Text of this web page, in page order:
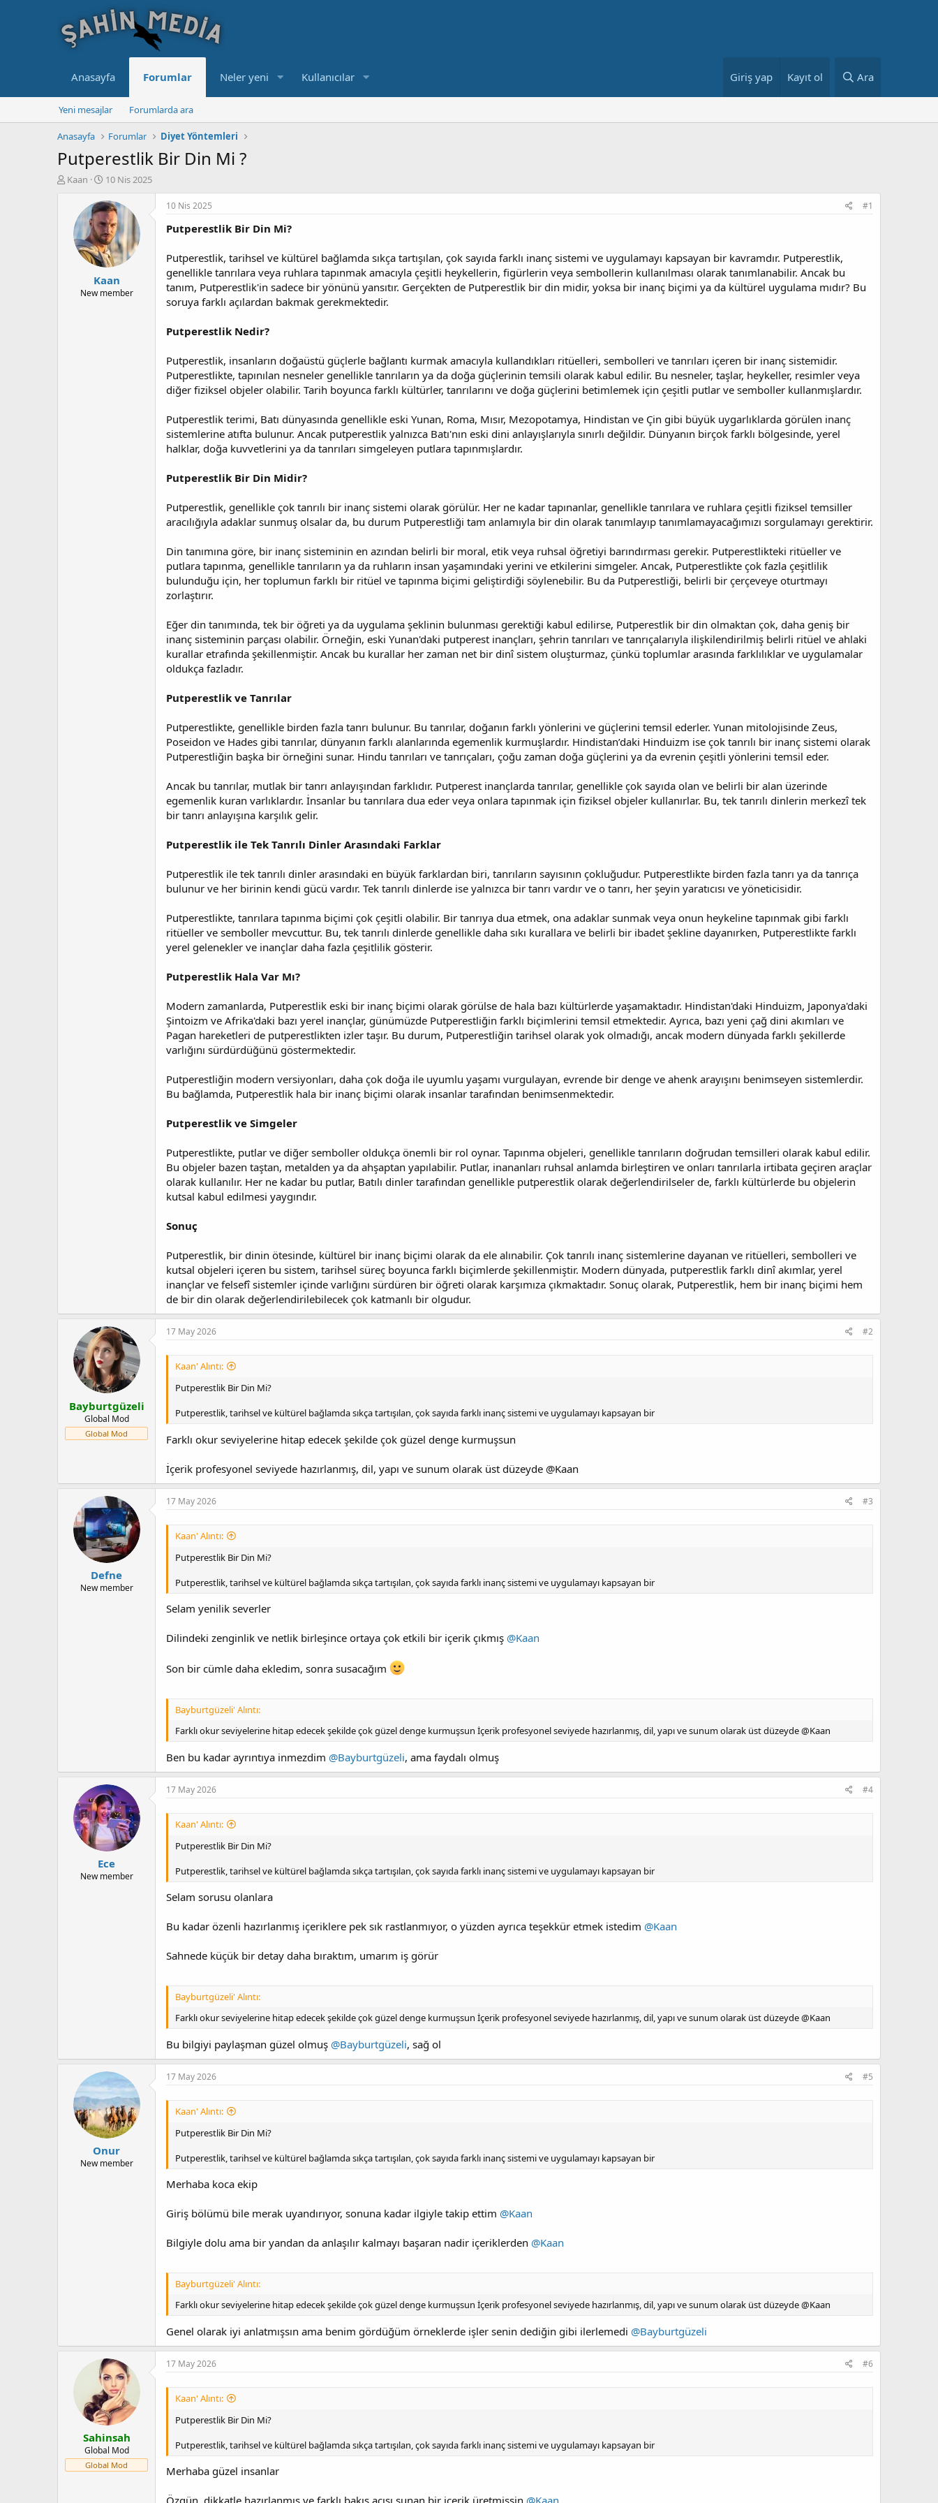
Anasayfa Forumlar Neler yeni Kullanıcılar Giriş yap Kayıt ol Ara
Yeni mesajlar Forumlarda ara
Anasayfa Forumlar Diyet Yöntemleri
Putperestlik Bir Din Mi ?
K
Kaan
B
ş
l
a
n
g
ı
ç
t
10 Nis 2025
Kaan
New member
10 Nis 2025 #1
Putperestlik Bir Din Mi?
Putperestlik, tarihsel ve kültürel bağlamda sıkça tartışılan, çok sayıda farklı inanç sistemi ve uygulamayı kapsayan bir kavramdır. Putperestlik,
genellikle tanrılara veya ruhlara tapınmak amacıyla çeşitli heykellerin, figürlerin veya sembollerin kullanılması olarak tanımlanabilir. Ancak bu
tanım, Putperestlik'in sadece bir yönünü yansıtır. Gerçekten de Putperestlik bir din midir, yoksa bir inanç biçimi ya da kültürel uygulama mıdır? Bu
soruya farklı açılardan bakmak gerekmektedir.
Putperestlik Nedir?
Putperestlik, insanların doğaüstü güçlerle bağlantı kurmak amacıyla kullandıkları ritüelleri, sembolleri ve tanrıları içeren bir inanç sistemidir.
Putperestlikte, tapınılan nesneler genellikle tanrıların ya da doğa güçlerinin temsili olarak kabul edilir. Bu nesneler, taşlar, heykeller, resimler veya
diğer fiziksel objeler olabilir. Tarih boyunca farklı kültürler, tanrılarını ve doğa güçlerini betimlemek için çeşitli putlar ve semboller kullanmışlardır.
Putperestlik terimi, Batı dünyasında genellikle eski Yunan, Roma, Mısır, Mezopotamya, Hindistan ve Çin gibi büyük uygarlıklarda görülen inanç
sistemlerine atıfta bulunur. Ancak putperestlik yalnızca Batı'nın eski dini anlayışlarıyla sınırlı değildir. Dünyanın birçok farklı bölgesinde, yerel
halklar, doğa kuvvetlerini ya da tanrıları simgeleyen putlara tapınmışlardır.
Putperestlik Bir Din Midir?
Putperestlik, genellikle çok tanrılı bir inanç sistemi olarak görülür. Her ne kadar tapınanlar, genellikle tanrılara ve ruhlara çeşitli fiziksel temsiller
aracılığıyla adaklar sunmuş olsalar da, bu durum Putperestliği tam anlamıyla bir din olarak tanımlayıp tanımlamayacağımızı sorgulamayı gerektirir.
Din tanımına göre, bir inanç sisteminin en azından belirli bir moral, etik veya ruhsal öğretiyi barındırması gerekir. Putperestlikteki ritüeller ve
putlara tapınma, genellikle tanrıların ya da ruhların insan yaşamındaki yerini ve etkilerini simgeler. Ancak, Putperestlikte çok fazla çeşitlilik
bulunduğu için, her toplumun farklı bir ritüel ve tapınma biçimi geliştirdiği söylenebilir. Bu da Putperestliği, belirli bir çerçeveye oturtmayı
zorlaştırır.
Eğer din tanımında, tek bir öğreti ya da uygulama şeklinin bulunması gerektiği kabul edilirse, Putperestlik bir din olmaktan çok, daha geniş bir
inanç sisteminin parçası olabilir. Örneğin, eski Yunan'daki putperest inançları, şehrin tanrıları ve tanrıçalarıyla ilişkilendirilmiş belirli ritüel ve ahlaki
kurallar etrafında şekillenmiştir. Ancak bu kurallar her zaman net bir dinî sistem oluşturmaz, çünkü toplumlar arasında farklılıklar ve uygulamalar
oldukça fazladır.
Putperestlik ve Tanrılar
Putperestlikte, genellikle birden fazla tanrı bulunur. Bu tanrılar, doğanın farklı yönlerini ve güçlerini temsil ederler. Yunan mitolojisinde Zeus,
Poseidon ve Hades gibi tanrılar, dünyanın farklı alanlarında egemenlik kurmuşlardır. Hindistan’daki Hinduizm ise çok tanrılı bir inanç sistemi olarak
Putperestliğin başka bir örneğini sunar. Hindu tanrıları ve tanrıçaları, çoğu zaman doğa güçlerini ya da evrenin çeşitli yönlerini temsil eder.
Ancak bu tanrılar, mutlak bir tanrı anlayışından farklıdır. Putperest inançlarda tanrılar, genellikle çok sayıda olan ve belirli bir alan üzerinde
egemenlik kuran varlıklardır. İnsanlar bu tanrılara dua eder veya onlara tapınmak için fiziksel objeler kullanırlar. Bu, tek tanrılı dinlerin merkezî tek
bir tanrı anlayışına karşılık gelir.
Putperestlik ile Tek Tanrılı Dinler Arasındaki Farklar
Putperestlik ile tek tanrılı dinler arasındaki en büyük farklardan biri, tanrıların sayısının çokluğudur. Putperestlikte birden fazla tanrı ya da tanrıça
bulunur ve her birinin kendi gücü vardır. Tek tanrılı dinlerde ise yalnızca bir tanrı vardır ve o tanrı, her şeyin yaratıcısı ve yöneticisidir.
Putperestlikte, tanrılara tapınma biçimi çok çeşitli olabilir. Bir tanrıya dua etmek, ona adaklar sunmak veya onun heykeline tapınmak gibi farklı
ritüeller ve semboller mevcuttur. Bu, tek tanrılı dinlerde genellikle daha sıkı kurallara ve belirli bir ibadet şekline dayanırken, Putperestlikte farklı
yerel gelenekler ve inançlar daha fazla çeşitlilik gösterir.
Putperestlik Hala Var Mı?
Modern zamanlarda, Putperestlik eski bir inanç biçimi olarak görülse de hala bazı kültürlerde yaşamaktadır. Hindistan'daki Hinduizm, Japonya'daki
Şintoizm ve Afrika'daki bazı yerel inançlar, günümüzde Putperestliğin farklı biçimlerini temsil etmektedir. Ayrıca, bazı yeni çağ dini akımları ve
Pagan hareketleri de putperestlikten izler taşır. Bu durum, Putperestliğin tarihsel olarak yok olmadığı, ancak modern dünyada farklı şekillerde
varlığını sürdürdüğünü göstermektedir.
Putperestliğin modern versiyonları, daha çok doğa ile uyumlu yaşamı vurgulayan, evrende bir denge ve ahenk arayışını benimseyen sistemlerdir.
Bu bağlamda, Putperestlik hala bir inanç biçimi olarak insanlar tarafından benimsenmektedir.
Putperestlik ve Simgeler
Putperestlikte, putlar ve diğer semboller oldukça önemli bir rol oynar. Tapınma objeleri, genellikle tanrıların doğrudan temsilleri olarak kabul edilir.
Bu objeler bazen taştan, metalden ya da ahşaptan yapılabilir. Putlar, inananları ruhsal anlamda birleştiren ve onları tanrılarla irtibata geçiren araçlar
olarak kullanılır. Her ne kadar bu putlar, Batılı dinler tarafından genellikle putperestlik olarak değerlendirilseler de, farklı kültürlerde bu objelerin
kutsal kabul edilmesi yaygındır.
Sonuç
Putperestlik, bir dinin ötesinde, kültürel bir inanç biçimi olarak da ele alınabilir. Çok tanrılı inanç sistemlerine dayanan ve ritüelleri, sembolleri ve
kutsal objeleri içeren bu sistem, tarihsel süreç boyunca farklı biçimlerde şekillenmiştir. Modern dünyada, putperestlik farklı dinî akımlar, yerel
inançlar ve felsefî sistemler içinde varlığını sürdüren bir öğreti olarak karşımıza çıkmaktadır. Sonuç olarak, Putperestlik, hem bir inanç biçimi hem
de bir din olarak değerlendirilebilecek çok katmanlı bir olgudur.
Bayburtgüzeli
Global Mod
Global Mod
17 May 2026 #2
Kaan' Alıntı:
Putperestlik Bir Din Mi?
Putperestlik, tarihsel ve kültürel bağlamda sıkça tartışılan, çok sayıda farklı inanç sistemi ve uygulamayı kapsayan bir
Farklı okur seviyelerine hitap edecek şekilde çok güzel denge kurmuşsun
İçerik profesyonel seviyede hazırlanmış, dil, yapı ve sunum olarak üst düzeyde @Kaan
Defne
New member
17 May 2026 #3
Kaan' Alıntı:
Putperestlik Bir Din Mi?
Putperestlik, tarihsel ve kültürel bağlamda sıkça tartışılan, çok sayıda farklı inanç sistemi ve uygulamayı kapsayan bir
Selam yenilik severler
Dilindeki zenginlik ve netlik birleşince ortaya çok etkili bir içerik çıkmış @Kaan
Son bir cümle daha ekledim, sonra susacağım
Bayburtgüzeli' Alıntı:
Farklı okur seviyelerine hitap edecek şekilde çok güzel denge kurmuşsun İçerik profesyonel seviyede hazırlanmış, dil, yapı ve sunum olarak üst düzeyde @Kaan
Ben bu kadar ayrıntıya inmezdim @Bayburtgüzeli, ama faydalı olmuş
Ece
New member
17 May 2026 #4
Kaan' Alıntı:
Putperestlik Bir Din Mi?
Putperestlik, tarihsel ve kültürel bağlamda sıkça tartışılan, çok sayıda farklı inanç sistemi ve uygulamayı kapsayan bir
Selam sorusu olanlara
Bu kadar özenli hazırlanmış içeriklere pek sık rastlanmıyor, o yüzden ayrıca teşekkür etmek istedim @Kaan
Sahnede küçük bir detay daha bıraktım, umarım iş görür
Bayburtgüzeli' Alıntı:
Farklı okur seviyelerine hitap edecek şekilde çok güzel denge kurmuşsun İçerik profesyonel seviyede hazırlanmış, dil, yapı ve sunum olarak üst düzeyde @Kaan
Bu bilgiyi paylaşman güzel olmuş @Bayburtgüzeli, sağ ol
Onur
New member
17 May 2026 #5
Kaan' Alıntı:
Putperestlik Bir Din Mi?
Putperestlik, tarihsel ve kültürel bağlamda sıkça tartışılan, çok sayıda farklı inanç sistemi ve uygulamayı kapsayan bir
Merhaba koca ekip
Giriş bölümü bile merak uyandırıyor, sonuna kadar ilgiyle takip ettim @Kaan
Bilgiyle dolu ama bir yandan da anlaşılır kalmayı başaran nadir içeriklerden @Kaan
Bayburtgüzeli' Alıntı:
Farklı okur seviyelerine hitap edecek şekilde çok güzel denge kurmuşsun İçerik profesyonel seviyede hazırlanmış, dil, yapı ve sunum olarak üst düzeyde @Kaan
Genel olarak iyi anlatmışsın ama benim gördüğüm örneklerde işler senin dediğin gibi ilerlemedi @Bayburtgüzeli
Sahinsah
Global Mod
Global Mod
17 May 2026 #6
Kaan' Alıntı:
Putperestlik Bir Din Mi?
Putperestlik, tarihsel ve kültürel bağlamda sıkça tartışılan, çok sayıda farklı inanç sistemi ve uygulamayı kapsayan bir
Merhaba güzel insanlar
Özgün, dikkatle hazırlanmış ve farklı bakış açısı sunan bir içerik üretmişsin @Kaan